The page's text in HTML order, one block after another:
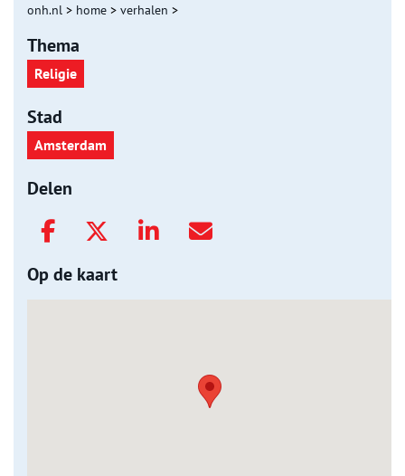
onh.nl > home > verhalen >
Thema
Religie
Stad
Amsterdam
Delen
Op de kaart